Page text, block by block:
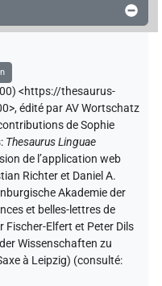
<https://thesaurus-
,édité par AV Wortschatz
deSophie
: Thesaurus Linguae
de l’application web
Richter et Daniel A.
Akademie der
et belles-lettres de
Fischer-Elfert et Peter Dils
Wissenschaften zu
à Leipzig) (consulté: